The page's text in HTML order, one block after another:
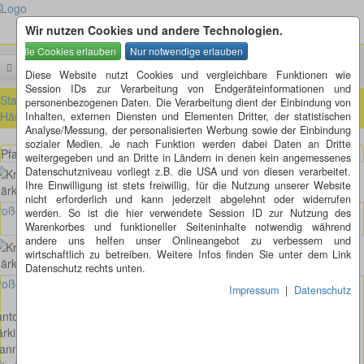
Wir nutzen Cookies und andere Technologien.
Diese Website nutzt Cookies und vergleichbare Funktionen wie
Session IDs zur Verarbeitung von Endgeräteinformationen und
personenbezogenen Daten. Die Verarbeitung dient der Einbindung von
Inhalten, externen Diensten und Elementen Dritter, der statistischen
Analyse/Messung, der personalisierten Werbung sowie der Einbindung
sozialer Medien. Je nach Funktion werden dabei Daten an Dritte
weitergegeben und an Dritte in Ländern in denen kein angemessenes
Datenschutzniveau vorliegt z.B. die USA und von diesen verarbeitet.
Ihre Einwilligung ist stets freiwillig, für die Nutzung unserer Website
nicht erforderlich und kann jederzeit abgelehnt oder widerrufen
werden. So ist die hier verwendete Session ID zur Nutzung des
Warenkorbes und funktioneller Seiteninhalte notwendig während
andere uns helfen unser Onlineangebot zu verbessern und
wirtschaftlich zu betreiben. Weitere Infos finden Sie unter dem Link
Datenschutz rechts unten.
Impressum | Datenschutz
Startseite » ausländische Kreisel » Schweiz » Solothurn (SO) »
Härkingen (SO)
Pfannenstiel - Lischmatt - Egerkingerstrasse in Härkingen
Bild anzeigen
Bild anzeigen
Solothurn
- Lischmatt - Egerkingerstrasse